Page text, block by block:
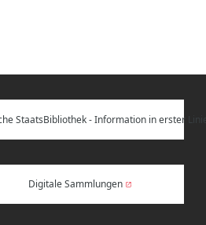
Digitale Sammlungen